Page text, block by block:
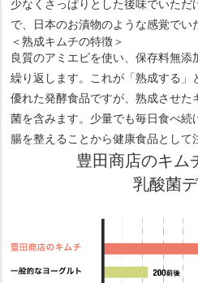
少なくさっぱりとした後味でいた
で、日本のお漬物のような感覚でい
＜熟成キムチの特徴＞
良質のアミエビを使い、保存料無
繰り返します。これが「熟成する」
優れた発酵食品ですが、熟成させた
菌を含みます。少量でも毎日食べ続
腸を整えることから健康食品として
豊田商店のキム
乳酸菌